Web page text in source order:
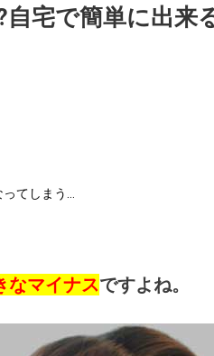
宅で簡単に出来
てしまう…
なマイナスですよね。